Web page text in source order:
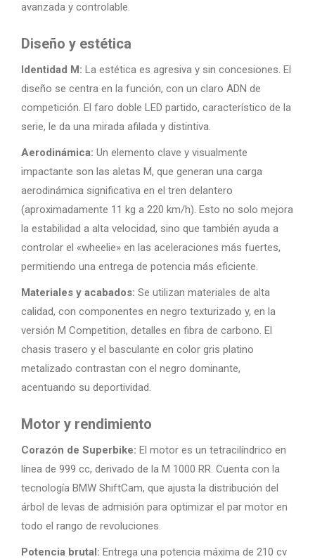
avanzada y controlable.
Diseño y estética
Identidad M: La estética es agresiva y sin concesiones. El
diseño se centra en la función, con un claro ADN de
competición. El faro doble LED partido, característico de la
serie, le da una mirada afilada y distintiva.
Aerodinámica: Un elemento clave y visualmente
impactante son las aletas M, que generan una carga
aerodinámica significativa en el tren delantero
(aproximadamente 11 kg a 220 km/h). Esto no solo mejora
la estabilidad a alta velocidad, sino que también ayuda a
controlar el «wheelie» en las aceleraciones más fuertes,
permitiendo una entrega de potencia más eficiente.
Materiales y acabados: Se utilizan materiales de alta
calidad, con componentes en negro texturizado y, en la
versión M Competition, detalles en fibra de carbono. El
chasis trasero y el basculante en color gris platino
metalizado contrastan con el negro dominante,
acentuando su deportividad.
Motor y rendimiento
Corazón de Superbike: El motor es un tetracilíndrico en
línea de 999 cc, derivado de la M 1000 RR. Cuenta con la
tecnología BMW ShiftCam, que ajusta la distribución del
árbol de levas de admisión para optimizar el par motor en
todo el rango de revoluciones.
Potencia brutal: Entrega una potencia máxima de 210 cv